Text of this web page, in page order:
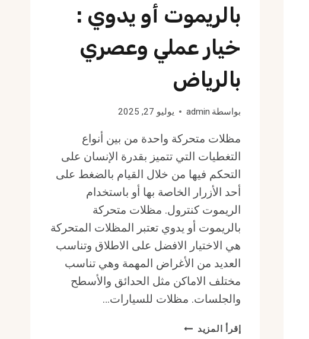
بالريموت أو يدوي :
خيار عملي وعصري
بالرياض
بواسطة admin يوليو 27, 2025
مظلات متحركة واحدة من بين أنواع
التغطيات التي تتميز بقدرة الإنسان على
التحكم فيها من خلال القيام بالضغط على
أحد الأزرار الخاصة بها أو باستخدام
الريموت كنترول. مظلات متحركة
بالريموت أو يدوي تعتبر المظلات المتحركة
هي الاختيار الافضل على الاطلاق وتناسب
العديد من الأغراض المهمة وهي تناسب
مختلف الاماكن مثل الحدائق والأسطح
والجلسات. مظلات للسيارات…
إقرأ المزيد مظلات